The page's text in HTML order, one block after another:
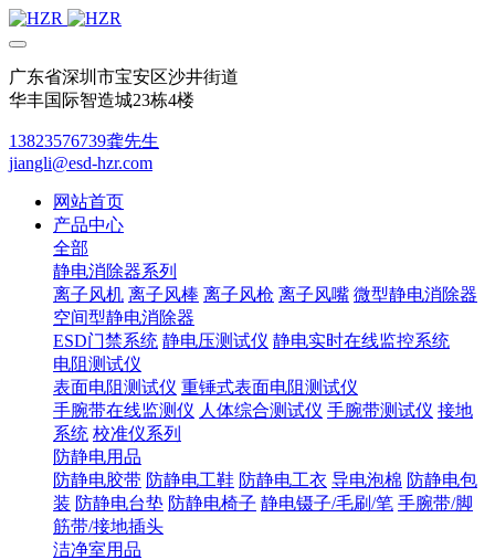
广东省深圳市宝安区沙井街道
华丰国际智造城23栋4楼
13823576739龚先生
jiangli@esd-hzr.com
网站首页
产品中心
全部
静电消除器系列
离子风机 离子风棒 离子风枪 离子风嘴 微型静电消除器
空间型静电消除器
ESD门禁系统 静电压测试仪 静电实时在线监控系统
电阻测试仪
表面电阻测试仪 重锤式表面电阻测试仪
手腕带在线监测仪 人体综合测试仪 手腕带测试仪 接地
系统 校准仪系列
防静电用品
防静电胶带 防静电工鞋 防静电工衣 导电泡棉 防静电包
装 防静电台垫 防静电椅子 静电镊子/毛刷/笔 手腕带/脚
筋带/接地插头
洁净室用品